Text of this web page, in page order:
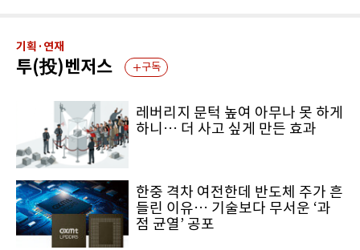
기획·연재
투(投)벤저스 구독
레버리지 문턱 높여 아무나 못 하게
하니… 더 사고 싶게 만든 효과
한중 격차 여전한데 반도체 주가 흔
들린 이유… 기술보다 무서운 ‘과
점 균열’ 공포